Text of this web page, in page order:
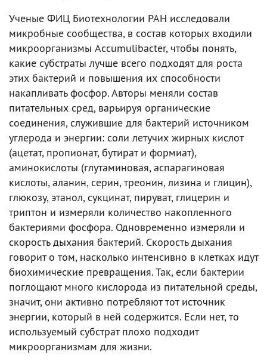
Ученые ФИЦ Биотехнологии РАН исследовали
микробные сообщества, в состав которых входили
микроорганизмы Accumulibacter, чтобы понять,
какие субстраты лучше всего подходят для роста
этих бактерий и повышения их способности
накапливать фосфор. Авторы меняли состав
питательных сред, варьируя органические
соединения, служившие для бактерий источником
углерода и энергии: соли летучих жирных кислот
(ацетат, пропионат, бутират и формиат),
аминокислоты (глутаминовая, аспарагиновая
кислоты, аланин, серин, треонин, лизина и глицин),
глюкозу, этанол, сукцинат, пируват, глицерин и
триптон и измеряли количество накопленного
бактериями фосфора. Одновременно измеряли и
скорость дыхания бактерий. Скорость дыхания
говорит о том, насколько интенсивно в клетках идут
биохимические превращения. Так, если бактерии
поглощают много кислорода из питательной среды,
значит, они активно потребляют тот источник
энергии, который в ней содержится. Если нет, то
используемый субстрат плохо подходит
микроорганизмам для жизни.